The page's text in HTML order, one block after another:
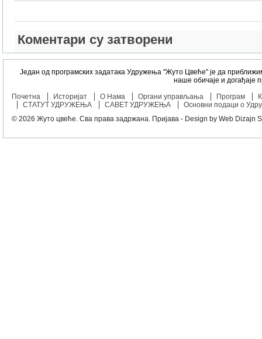
Коментари су затворени
Један од програмских задатака Удружења "Жуто Цвеће" је да
наше обичаје и догађаје
Почетна
Историјат О Нама Органи управљања Програм
СТАТУТ УДРУЖЕЊА
САВЕТ УДРУЖЕЊА
Основни подаци о
© 2026 Жуто цвеће. Сва права задржана. Пријава - Design by Web Dizajn